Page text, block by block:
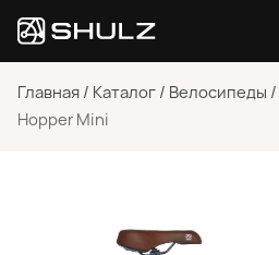
Главная / Каталог / Велосипеды /
Hopper Mini